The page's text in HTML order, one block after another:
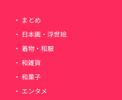
まとめ
日本画・浮世絵
着物・和服
和雑貨
和菓子
エンタメ